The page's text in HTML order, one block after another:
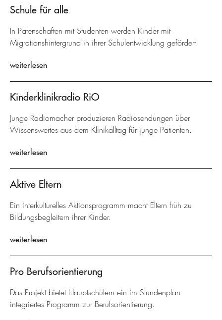
Schule für alle
In Patenschaften mit Studenten werden Kinder mit
Migrationshintergrund in ihrer Schulentwicklung gefördert.
weiterlesen
Kinderklinikradio RiO
Junge Radiomacher produzieren Radiosendungen über
Wissenswertes aus dem Klinikalltag für junge Patienten.
weiterlesen
Aktive Eltern
Ein interkulturelles Aktionsprogramm macht Eltern früh zu
Bildungsbegleitern ihrer Kinder.
weiterlesen
Pro Berufsorientierung
Das Projekt bietet Hauptschülern ein im Stundenplan
integriertes Programm zur Berufsorientierung.